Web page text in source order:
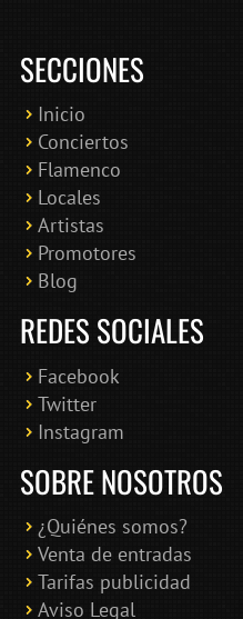
SECCIONES
Inicio
Conciertos
Flamenco
Locales
Artistas
Promotores
Blog
REDES SOCIALES
Facebook
Twitter
Instagram
SOBRE NOSOTROS
¿Quiénes somos?
Venta de entradas
Tarifas publicidad
Aviso Legal